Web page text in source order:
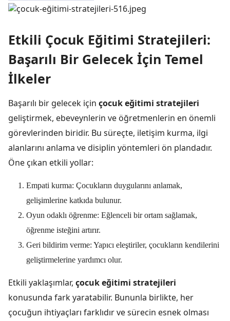
Etkili Çocuk Eğitimi Stratejileri:
Başarılı Bir Gelecek İçin Temel
İlkeler
Başarılı bir gelecek için çocuk eğitimi stratejileri
geliştirmek, ebeveynlerin ve öğretmenlerin en önemli
görevlerinden biridir. Bu süreçte, iletişim kurma, ilgi
alanlarını anlama ve disiplin yöntemleri ön plandadır.
Öne çıkan etkili yollar:
Empati kurma: Çocukların duygularını anlamak,
gelişimlerine katkıda bulunur.
Oyun odaklı öğrenme: Eğlenceli bir ortam sağlamak,
öğrenme isteğini artırır.
Geri bildirim verme: Yapıcı eleştiriler, çocukların kendilerini
geliştirmelerine yardımcı olur.
Etkili yaklaşımlar, çocuk eğitimi stratejileri
konusunda fark yaratabilir. Bununla birlikte, her
çocuğun ihtiyaçları farklıdır ve sürecin esnek olması